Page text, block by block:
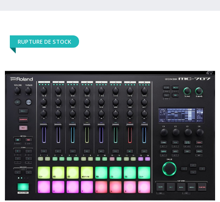
RUPTURE DE STOCK